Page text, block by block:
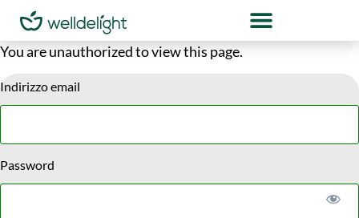
You are unauthorized to view this page.
Indirizzo email
Password